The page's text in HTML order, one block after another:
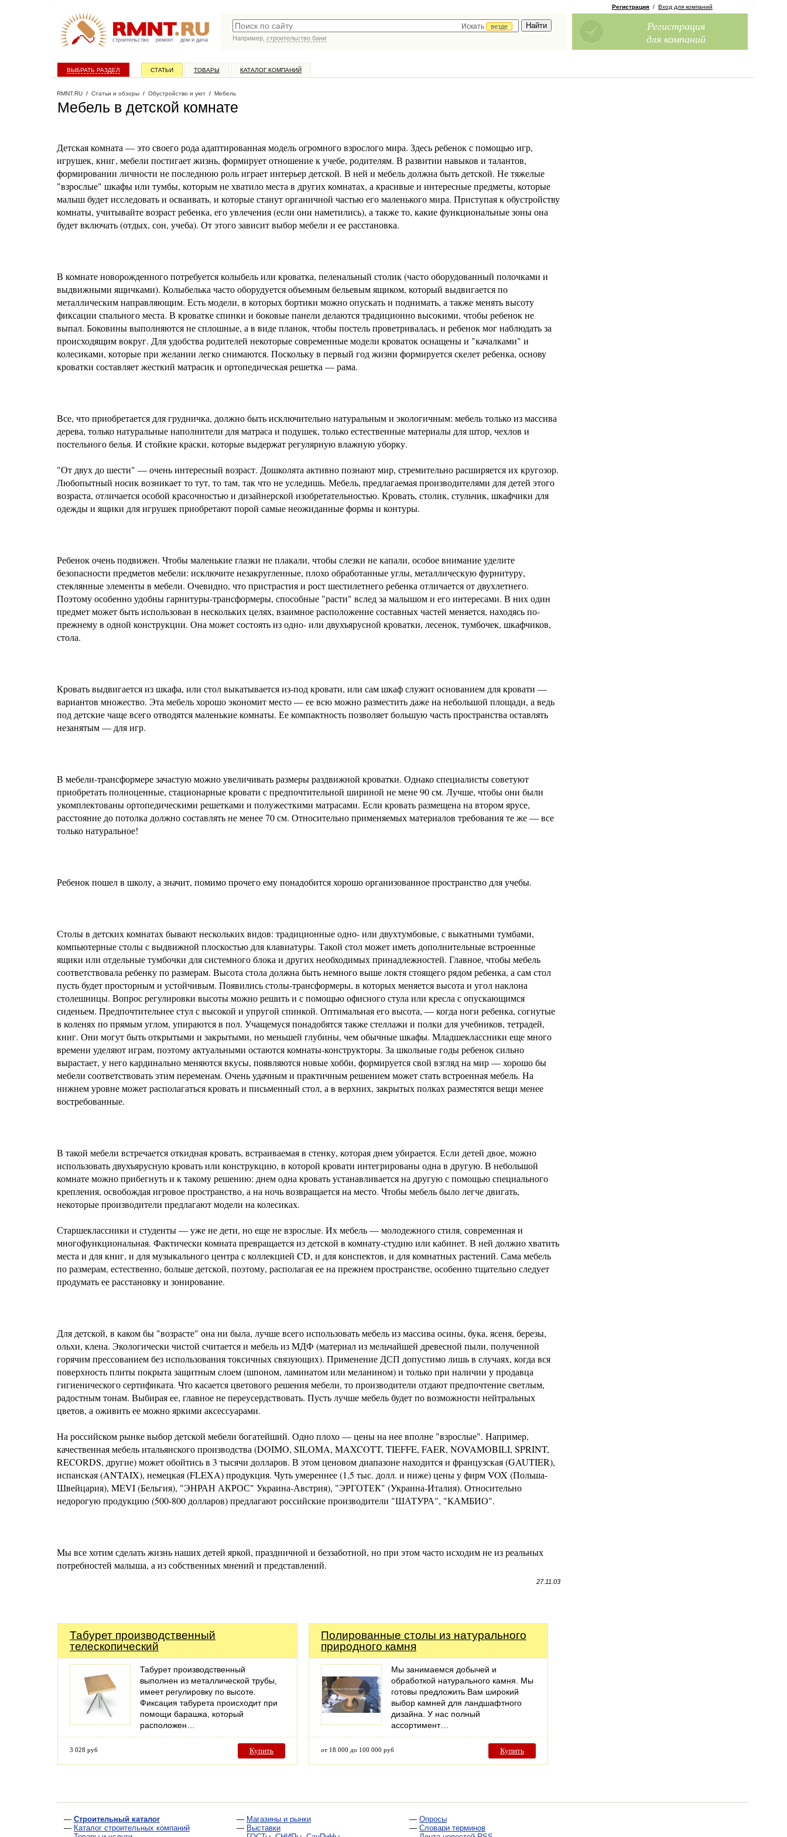
строительство ремонт дом и дача
Искать
везде
Например, строительство бани
Регистрация / Вход для компаний
Регистрация
для компаний
ВЫБРАТЬ РАЗДЕЛ СТАТЬИ ТОВАРЫ КАТАЛОГ КОМПАНИЙ
RMNT.RU / Статьи и обзоры / Обустройство и уют / Мебель
Мебель в детской комнате
Детская комната — это своего рода адаптированная модель огромного взрослого мира. Здесь ребенок с помощью игр,
игрушек, книг, мебели постигает жизнь, формирует отношение к учебе, родителям. В развитии навыков и талантов,
формировании личности не последнюю роль играет интерьер детской. В ней и мебель должна быть детской. Не тяжелые
"взрослые" шкафы или тумбы, которым не хватило места в других комнатах, а красивые и интересные предметы, которые
малыш будет исследовать и осваивать, и которые станут органичной частью его маленького мира. Приступая к обустройству
комнаты, учитывайте возраст ребенка, его увлечения (если они наметились), а также то, какие функциональные зоны она
будет включать (отдых, сон, учеба). От этого зависит выбор мебели и ее расстановка.
В комнате новорожденного потребуется колыбель или кроватка, пеленальный столик (часто оборудованный полочками и
выдвижными ящичками). Колыбелька часто оборудуется объемным бельевым ящиком, который выдвигается по
металлическим направляющим. Есть модели, в которых бортики можно опускать и поднимать, а также менять высоту
фиксации спального места. В кроватке спинки и боковые панели делаются традиционно высокими, чтобы ребенок не
выпал. Боковины выполняются не сплошные, а в виде планок, чтобы постель проветривалась, и ребенок мог наблюдать за
происходящим вокруг. Для удобства родителей некоторые современные модели кроваток оснащены и "качалками" и
колесиками, которые при желании легко снимаются. Поскольку в первый год жизни формируется скелет ребенка, основу
кроватки составляет жесткий матрасик и ортопедическая решетка — рама.
Все, что приобретается для грудничка, должно быть исключительно натуральным и экологичным: мебель только из массива
дерева, только натуральные наполнители для матраса и подушек, только естественные материалы для штор, чехлов и
постельного белья. И стойкие краски, которые выдержат регулярную влажную уборку.
"От двух до шести" — очень интересный возраст. Дошколята активно познают мир, стремительно расширяется их кругозор.
Любопытный носик возникает то тут, то там, так что не уследишь. Мебель, предлагаемая производителями для детей этого
возраста, отличается особой красочностью и дизайнерской изобретательностью. Кровать, столик, стульчик, шкафчики для
одежды и ящики для игрушек приобретают порой самые неожиданные формы и контуры.
Ребенок очень подвижен. Чтобы маленькие глазки не плакали, чтобы слезки не капали, особое внимание уделите
безопасности предметов мебели: исключите незакругленные, плохо обработанные углы, металлическую фурнитуру,
стеклянные элементы в мебели. Очевидно, что пристрастия и рост шестилетнего ребенка отличается от двухлетнего.
Поэтому особенно удобны гарнитуры-трансформеры, способные "расти" вслед за малышом и его интересами. В них один
предмет может быть использован в нескольких целях, взаимное расположение составных частей меняется, находясь по-
прежнему в одной конструкции. Она может состоять из одно- или двухъярусной кроватки, лесенок, тумбочек, шкафчиков,
стола.
Кровать выдвигается из шкафа, или стол выкатывается из-под кровати, или сам шкаф служит основанием для кровати —
вариантов множество. Эта мебель хорошо экономит место — ее всю можно разместить даже на небольшой площади, а ведь
под детские чаще всего отводятся маленькие комнаты. Ее компактность позволяет большую часть пространства оставлять
незанятым — для игр.
В мебели-трансформере зачастую можно увеличивать размеры раздвижной кроватки. Однако специалисты советуют
приобретать полноценные, стационарные кровати с предпочтительной шириной не мене 90 см. Лучше, чтобы они были
укомплектованы ортопедическими решетками и полужесткими матрасами. Если кровать размещена на втором ярусе,
расстояние до потолка должно составлять не менее 70 см. Относительно применяемых материалов требования те же — все
только натуральное!
Ребенок пошел в школу, а значит, помимо прочего ему понадобится хорошо организованное пространство для учебы.
Столы в детских комнатах бывают нескольких видов: традиционные одно- или двухтумбовые, с выкатными тумбами,
компьютерные столы с выдвижной плоскостью для клавиатуры. Такой стол может иметь дополнительные встроенные
ящики или отдельные тумбочки для системного блока и других необходимых принадлежностей. Главное, чтобы мебель
соответствовала ребенку по размерам. Высота стола должна быть немного выше локтя стоящего рядом ребенка, а сам стол
пусть будет просторным и устойчивым. Появились столы-трансформеры, в которых меняется высота и угол наклона
столешницы. Вопрос регулировки высоты можно решить и с помощью офисного стула или кресла с опускающимся
сиденьем. Предпочтительнее стул с высокой и упругой спинкой. Оптимальная его высота, — когда ноги ребенка, согнутые
в коленях по прямым углом, упираются в пол. Учащемуся понадобятся также стеллажи и полки для учебников, тетрадей,
книг. Они могут быть открытыми и закрытыми, но меньшей глубины, чем обычные шкафы. Младшеклассники еще много
времени уделяют играм, поэтому актуальными остаются комнаты-конструкторы. За школьные годы ребенок сильно
вырастает, у него кардинально меняются вкусы, появляются новые хобби, формируется свой взгляд на мир — хорошо бы
мебели соответствовать этим переменам. Очень удачным и практичным решением может стать встроенная мебель. На
нижнем уровне может располагаться кровать и письменный стол, а в верхних, закрытых полках разместятся вещи менее
востребованные.
В такой мебели встречается откидная кровать, встраиваемая в стенку, которая днем убирается. Если детей двое, можно
использовать двухъярусную кровать или конструкцию, в которой кровати интегрированы одна в другую. В небольшой
комнате можно прибегнуть и к такому решению: днем одна кровать устанавливается на другую с помощью специального
крепления, освобождая игровое пространство, а на ночь возвращается на место. Чтобы мебель было легче двигать,
некоторые производители предлагают модели на колесиках.
Старшеклассники и студенты — уже не дети, но еще не взрослые. Их мебель — молодежного стиля, современная и
многофункциональная. Фактически комната превращается из детской в комнату-студию или кабинет. В ней должно хватить
места и для книг, и для музыкального центра с коллекцией CD, и для конспектов, и для комнатных растений. Сама мебель
по размерам, естественно, больше детской, поэтому, располагая ее на прежнем пространстве, особенно тщательно следует
продумать ее расстановку и зонирование.
Для детской, в каком бы "возрасте" она ни была, лучше всего использовать мебель из массива осины, бука, ясеня, березы,
ольхи, клена. Экологически чистой считается и мебель из МДФ (материал из мельчайшей древесной пыли, полученной
горячим прессованием без использования токсичных связующих). Применение ДСП допустимо лишь в случаях, когда вся
поверхность плиты покрыта защитным слоем (шпоном, ламинатом или меланином) и только при наличии у продавца
гигиенического сертификата. Что касается цветового решения мебели, то производители отдают предпочтение светлым,
радостным тонам. Выбирая ее, главное не переусердствовать. Пусть лучше мебель будет по возможности нейтральных
цветов, а оживить ее можно яркими аксессуарами.
На российском рынке выбор детской мебели богатейший. Одно плохо — цены на нее вполне "взрослые". Например,
качественная мебель итальянского производства (DOIMO, SILOMA, MAXCOTT, TIEFFE, FAER, NOVAMOBILI, SPRINT,
RECORDS, другие) может обойтись в 3 тысячи долларов. В этом ценовом диапазоне находится и французская (GAUTIER),
испанская (ANTAIX), немецкая (FLEXA) продукция. Чуть умереннее (1,5 тыс. долл. и ниже) цены у фирм VOX (Польша-
Швейцария), MEVI (Бельгия), "ЭНРАН АКРОС" Украина-Австрия), "ЭРГОТЕК" (Украина-Италия). Относительно
недорогую продукцию (500-800 долларов) предлагают российские производители "ШАТУРА", "КАМБИО".
Мы все хотим сделать жизнь наших детей яркой, праздничной и беззаботной, но при этом часто исходим не из реальных
потребностей малыша, а из собственных мнений и представлений.
27.11.03
Табурет производственный
телескопический
Табурет производственный
выполнен из металлической трубы,
имеет регулировку по высоте.
Фиксация табурета происходит при
помощи барашка, который
расположен…
3 028 руб Купить
Полированные столы из натурального
природного камня
Мы занимаемся добычей и
обработкой натурального камня. Мы
готовы предложить Вам широкий
выбор камней для ландшафтного
дизайна. У нас полный
ассортимент…
от 18 000 до 100 000 руб Купить
— Строительный каталог
— Каталог строительных компаний
— Магазины и рынки
— Выставки
— Опросы
— Словари терминов